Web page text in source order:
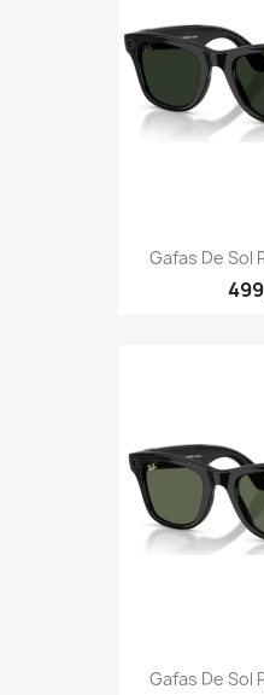
Gafas De Sol
Gafas De Sol